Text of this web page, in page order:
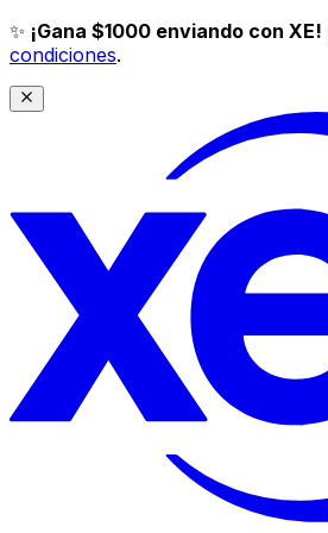
✨ ¡Gana $1000 enviando con XE!
condiciones.